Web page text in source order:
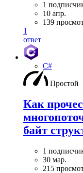
1
10 апр.
139
1
ответ
C#
Простой
Как
байт
1
30 мар.
215